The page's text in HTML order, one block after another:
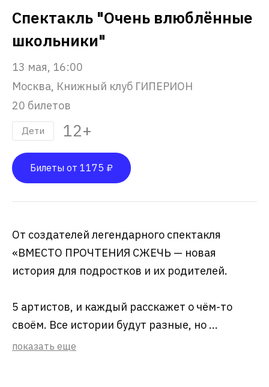
Спектакль "Очень влюблённые
школьники"
13 мая, 16:00
Москва, Книжный клуб ГИПЕРИОН
20 билетов
Дети 12+
Билеты от 1175 ₽
От создателей легендарного спектакля
«ВМЕСТО ПРОЧТЕНИЯ СЖЕЧЬ — новая
история для подростков и их родителей.
5 артистов, и каждый расскажет о чём-то
своём. Все истории будут разные, но ...
показать еще